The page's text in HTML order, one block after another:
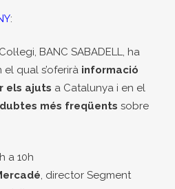
:
BANC SABADELL, ha
qual s’oferirà informació
els ajuts a Catalunya i en el
més freqüents sobre
a 10h
, director Segment